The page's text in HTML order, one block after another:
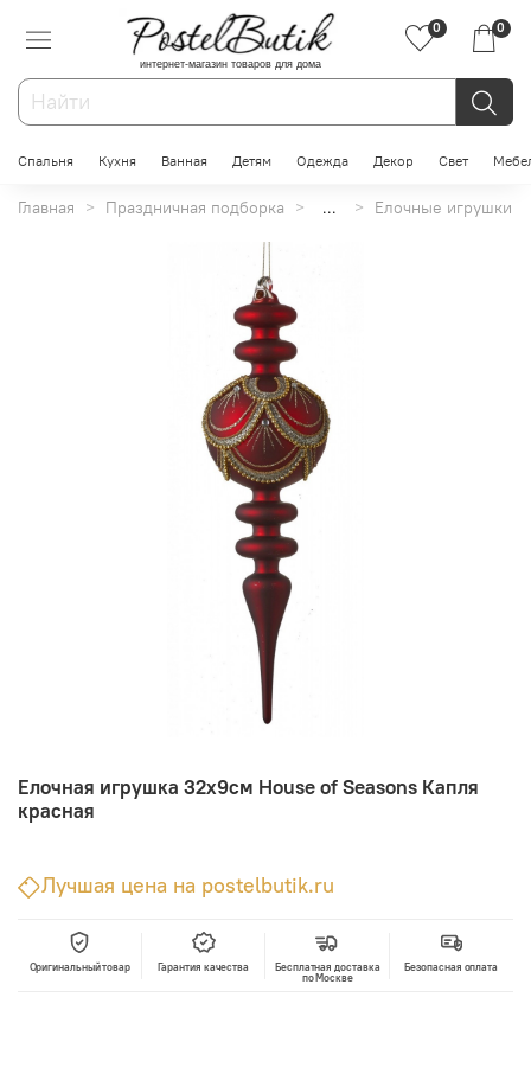
интернет-магазин товаров для дома
0 0
Спальня Кухня Ванная Детям Одежда Декор Свет
Главная Праздничная подборка ... Елочные игрушки
Елочная игрушка 32х9см House of Seasons Капля
красная
Лучшая цена на postelbutik.ru
Оригинальный товар Гарантия качества
Бесплатная доставка
по Москве
Безопасная оплата